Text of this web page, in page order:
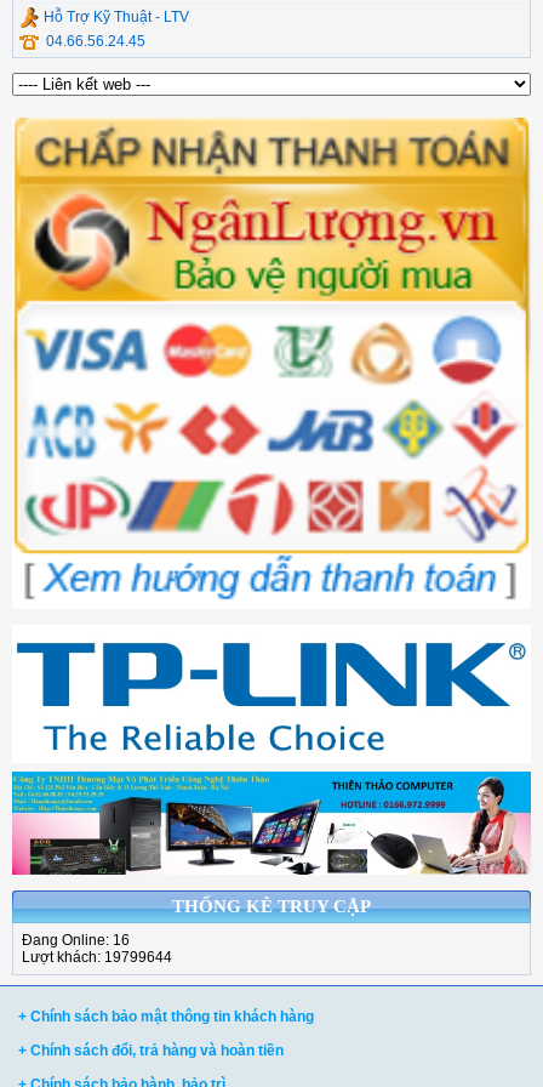
Hỗ Trợ Kỹ Thuật - LTV
04.66.56.24.45
THỐNG KÊ TRUY CẬP
Đang Online: 16
Lượt khách: 19799644
+ Chính sách bảo mật thông tin khách hàng
+ Chính sách đổi, trả hàng và hoàn tiền